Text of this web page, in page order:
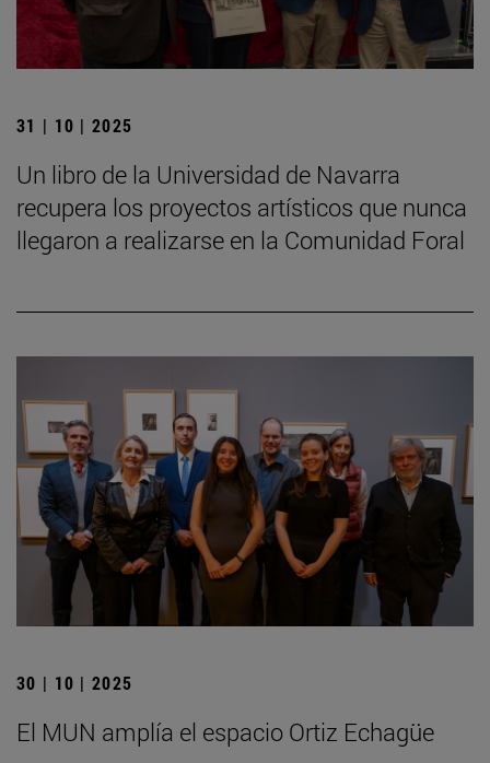
31 | 10 | 2025
Un libro de la Universidad de Navarra
recupera los proyectos artísticos que nunca
llegaron a realizarse en la Comunidad Foral
30 | 10 | 2025
El MUN amplía el espacio Ortiz Echagüe